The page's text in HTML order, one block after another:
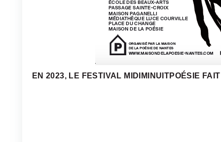
EN 2023, LE FESTIVAL MIDIMINUITPOÉSIE